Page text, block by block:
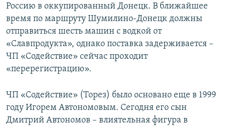
Россию в оккупированный Донецк. В ближайшее
время по маршруту Шумилино-Донецк должны
отправиться шесть машин с водкой от
«Славпродукта», однако поставка задерживается –
ЧП «Содействие» сейчас проходит
«перерегистрацию».
ЧП «Содействие» (Торез) было основано еще в 1999
году Игорем Автономовым. Сегодня его сын
Дмитрий Автономов – влиятельная фигура в